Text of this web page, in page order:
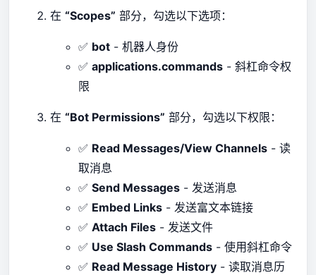
在 “Scopes” 部分，勾选以下选项：
✅ bot - 机器人身份
✅ applications.commands - 斜杠命令权
限
在 “Bot Permissions” 部分，勾选以下权限：
✅ Read Messages/View Channels - 读
取消息
✅ Send Messages - 发送消息
✅ Embed Links - 发送富文本链接
✅ Attach Files - 发送文件
✅ Use Slash Commands - 使用斜杠命令
✅ Read Message History - 读取消息历